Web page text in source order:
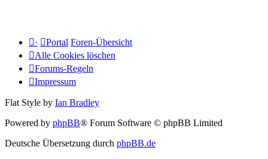
· Portal Foren-Übersicht
Alle Cookies löschen
Forums-Regeln
Impressum
Flat Style by Ian Bradley
Powered by phpBB® Forum Software © phpBB Limited
Deutsche Übersetzung durch phpBB.de